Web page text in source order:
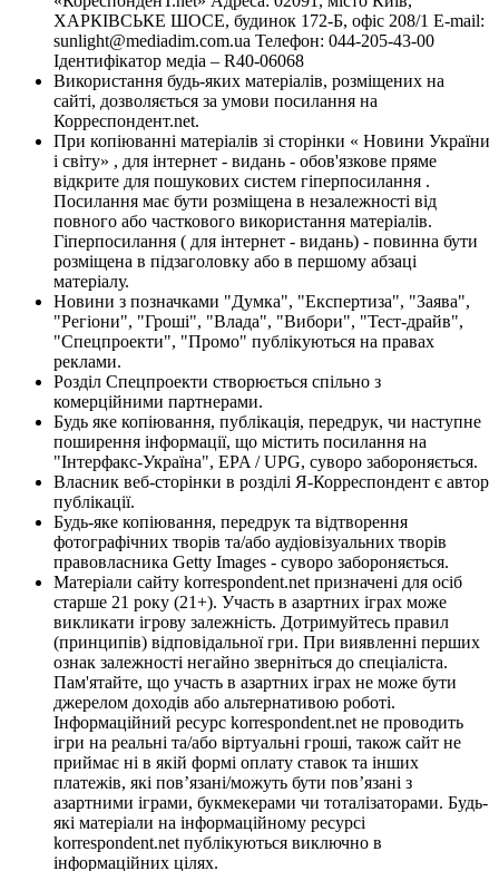
ХАРКІВСЬКЕ ШОСЕ, будинок 172-Б, офіс 208/1 E-mail:
sunlight@mediadim.com.ua Телефон: 044-205-43-00
Ідентифікатор медіа – R40-06068
Використання будь-яких матеріалів, розміщених на
сайті, дозволяється за умови посилання на
Корреспондент.net.
При копіюванні матеріалів зі сторінки « Новини України
і світу» , для інтернет - видань - обов'язкове пряме
відкрите для пошукових систем гіперпосилання .
Посилання має бути розміщена в незалежності від
повного або часткового використання матеріалів.
Гіперпосилання ( для інтернет - видань) - повинна бути
розміщена в підзаголовку або в першому абзаці
матеріалу.
Новини з позначками "Думка", "Експертиза", "Заява",
"Регіони", "Гроші", "Влада", "Вибори", "Тест-драйв",
"Спецпроекти", "Промо" публікуються на правах
реклами.
Розділ Спецпроекти створюється спільно з
комерційними партнерами.
Будь яке копіювання, публікація, передрук, чи наступне
поширення інформації, що містить посилання на
"Інтерфакс-Україна", EPA / UPG, суворо забороняється.
Власник веб-сторінки в розділі Я-Корреспондент є автор
публікації.
Будь-яке копіювання, передрук та відтворення
фотографічних творів та/або аудіовізуальних творів
правовласника Getty Images - суворо забороняється.
Матеріали сайту korrespondent.net призначені для осіб
старше 21 року (21+). Участь в азартних іграх може
викликати ігрову залежність. Дотримуйтесь правил
(принципів) відповідальної гри. При виявленні перших
ознак залежності негайно зверніться до спеціаліста.
Пам'ятайте, що участь в азартних іграх не може бути
джерелом доходів або альтернативою роботі.
Інформаційний ресурс korrespondent.net не проводить
ігри на реальні та/або віртуальні гроші, також сайт не
приймає ні в якій формі оплату ставок та інших
платежів, які пов’язані/можуть бути пов’язані з
азартними іграми, букмекерами чи тоталізаторами. Будь-
які матеріали на інформаційному ресурсі
korrespondent.net публікуються виключно в
інформаційних цілях.